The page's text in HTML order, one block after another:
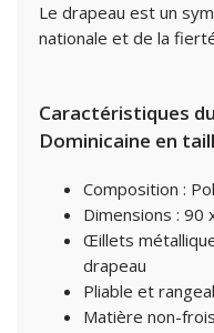
Le drapeau est un
nationale et de la
Caractéristiques
Dominicaine en
Composition :
Dimensions : 90
Œillets
drapeau
Pliable et
Matière non-